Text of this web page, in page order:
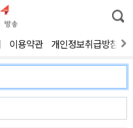
통
합
색
이용약관 개인정보취급방침